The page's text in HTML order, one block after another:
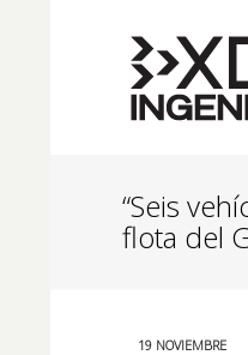
“Seis
flota del
19 NOVIEMBRE